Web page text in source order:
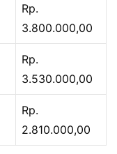
Rp.
3.800.000,00
Rp.
3.530.000,00
Rp.
2.810.000,00